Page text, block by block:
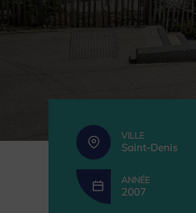
VILLE
Saint-Denis
ANNÉE
2007